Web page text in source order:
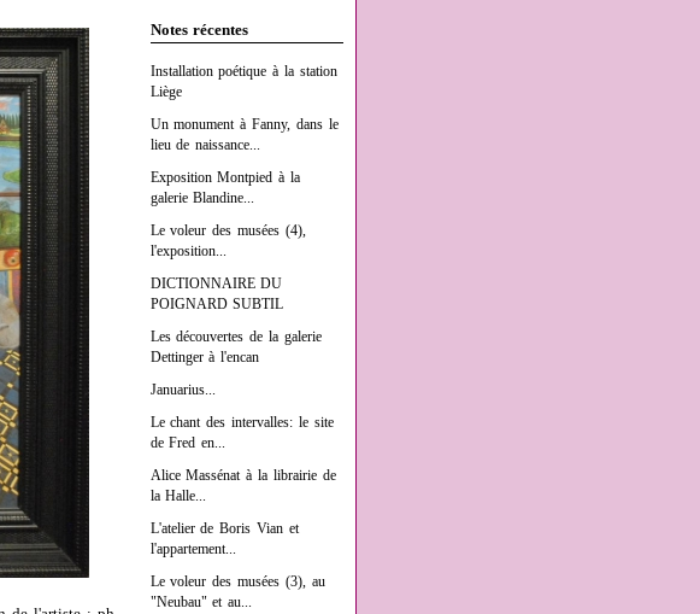
Notes récentes
Installation poétique à la station
Liège
Un monument à Fanny, dans le
lieu de naissance...
Exposition Montpied à la
galerie Blandine...
Le voleur des musées (4),
l'exposition...
DICTIONNAIRE DU
POIGNARD SUBTIL
Les découvertes de la galerie
Dettinger à l'encan
Januarius...
Le chant des intervalles: le site
de Fred en...
Alice Massénat à la librairie de
la Halle...
L'atelier de Boris Vian et
l'appartement...
Le voleur des musées (3), au
"Neubau" et au...